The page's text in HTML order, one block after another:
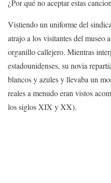
¿Por qué no aceptar estas
Vistiendo un uniforme del
atrajo a los visitantes del museo
organillo callejero. Mientras
estadounidenses, su novia
blancos y azules y llevaba un
reales a menudo eran vistos
los siglos XIX y XX).